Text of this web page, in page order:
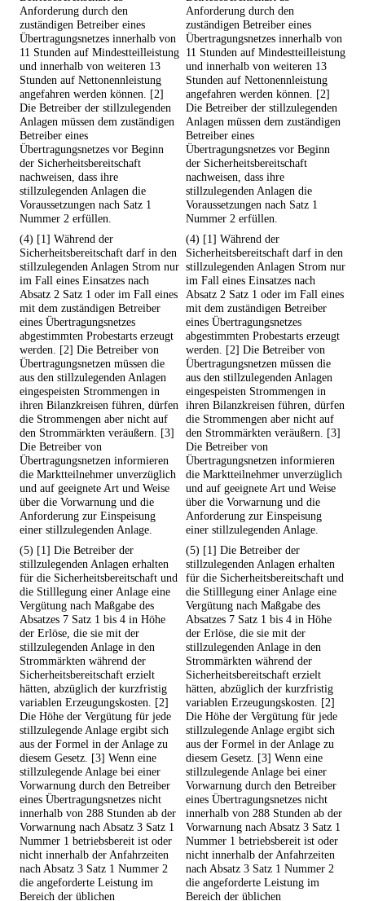
Anforderung durch den
zuständigen Betreiber eines
Übertragungsnetzes innerhalb von
11 Stunden auf Mindestteilleistung
und innerhalb von weiteren 13
Stunden auf Nettonennleistung
angefahren werden können. [2]
Die Betreiber der stillzulegenden
Anlagen müssen dem zuständigen
Betreiber eines
Übertragungsnetzes vor Beginn
der Sicherheitsbereitschaft
nachweisen, dass ihre
stillzulegenden Anlagen die
Voraussetzungen nach Satz 1
Nummer 2 erfüllen.
Anforderung durch den
zuständigen Betreiber eines
Übertragungsnetzes innerhalb von
11 Stunden auf Mindestteilleistung
und innerhalb von weiteren 13
Stunden auf Nettonennleistung
angefahren werden können. [2]
Die Betreiber der stillzulegenden
Anlagen müssen dem zuständigen
Betreiber eines
Übertragungsnetzes vor Beginn
der Sicherheitsbereitschaft
nachweisen, dass ihre
stillzulegenden Anlagen die
Voraussetzungen nach Satz 1
Nummer 2 erfüllen.
(4) [1] Während der
Sicherheitsbereitschaft darf in den
stillzulegenden Anlagen Strom nur
im Fall eines Einsatzes nach
Absatz 2 Satz 1 oder im Fall eines
mit dem zuständigen Betreiber
eines Übertragungsnetzes
abgestimmten Probestarts erzeugt
werden. [2] Die Betreiber von
Übertragungsnetzen müssen die
aus den stillzulegenden Anlagen
eingespeisten Strommengen in
ihren Bilanzkreisen führen, dürfen
die Strommengen aber nicht auf
den Strommärkten veräußern. [3]
Die Betreiber von
Übertragungsnetzen informieren
die Marktteilnehmer unverzüglich
und auf geeignete Art und Weise
über die Vorwarnung und die
Anforderung zur Einspeisung
einer stillzulegenden Anlage.
(4) [1] Während der
Sicherheitsbereitschaft darf in den
stillzulegenden Anlagen Strom nur
im Fall eines Einsatzes nach
Absatz 2 Satz 1 oder im Fall eines
mit dem zuständigen Betreiber
eines Übertragungsnetzes
abgestimmten Probestarts erzeugt
werden. [2] Die Betreiber von
Übertragungsnetzen müssen die
aus den stillzulegenden Anlagen
eingespeisten Strommengen in
ihren Bilanzkreisen führen, dürfen
die Strommengen aber nicht auf
den Strommärkten veräußern. [3]
Die Betreiber von
Übertragungsnetzen informieren
die Marktteilnehmer unverzüglich
und auf geeignete Art und Weise
über die Vorwarnung und die
Anforderung zur Einspeisung
einer stillzulegenden Anlage.
(5) [1] Die Betreiber der
stillzulegenden Anlagen erhalten
für die Sicherheitsbereitschaft und
die Stilllegung einer Anlage eine
Vergütung nach Maßgabe des
Absatzes 7 Satz 1 bis 4 in Höhe
der Erlöse, die sie mit der
stillzulegenden Anlage in den
Strommärkten während der
Sicherheitsbereitschaft erzielt
hätten, abzüglich der kurzfristig
variablen Erzeugungskosten. [2]
Die Höhe der Vergütung für jede
stillzulegende Anlage ergibt sich
aus der Formel in der Anlage zu
diesem Gesetz. [3] Wenn eine
stillzulegende Anlage bei einer
Vorwarnung durch den Betreiber
eines Übertragungsnetzes nicht
innerhalb von 288 Stunden ab der
Vorwarnung nach Absatz 3 Satz 1
Nummer 1 betriebsbereit ist oder
nicht innerhalb der Anfahrzeiten
nach Absatz 3 Satz 1 Nummer 2
die angeforderte Leistung im
Bereich der üblichen
(5) [1] Die Betreiber der
stillzulegenden Anlagen erhalten
für die Sicherheitsbereitschaft und
die Stilllegung einer Anlage eine
Vergütung nach Maßgabe des
Absatzes 7 Satz 1 bis 4 in Höhe
der Erlöse, die sie mit der
stillzulegenden Anlage in den
Strommärkten während der
Sicherheitsbereitschaft erzielt
hätten, abzüglich der kurzfristig
variablen Erzeugungskosten. [2]
Die Höhe der Vergütung für jede
stillzulegende Anlage ergibt sich
aus der Formel in der Anlage zu
diesem Gesetz. [3] Wenn eine
stillzulegende Anlage bei einer
Vorwarnung durch den Betreiber
eines Übertragungsnetzes nicht
innerhalb von 288 Stunden ab der
Vorwarnung nach Absatz 3 Satz 1
Nummer 1 betriebsbereit ist oder
nicht innerhalb der Anfahrzeiten
nach Absatz 3 Satz 1 Nummer 2
die angeforderte Leistung im
Bereich der üblichen